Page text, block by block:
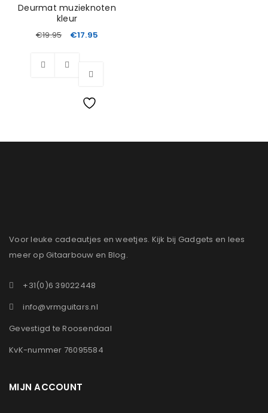
Deurmat muzieknoten
kleur
€19.95 €17.95
Voor leuke cadeautjes en weetjes. Kijk bij Gadgets en lees
meer op Gitaarbouw en Blog.
+31(0)6 39022448
info@vrmguitars.nl
Gevestigd te Roosendaal
KvK-nummer 76095584
MIJN ACCOUNT